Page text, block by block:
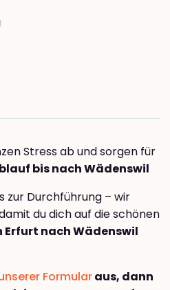
Stress ab und sorgen für
bis nach Wädenswil
zur Durchführung – wir
du dich auf die schönen
Erfurt nach Wädenswil
Formularaus, dann